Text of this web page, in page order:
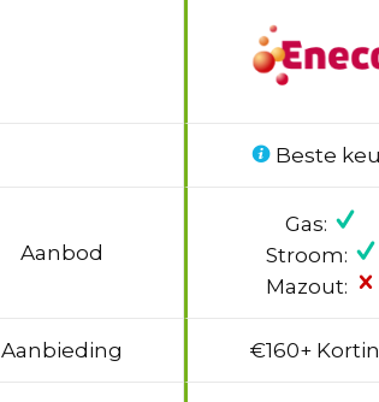
Beste
Aanbod
Gas:
Stroom:
Mazout:
Aanbieding €160+